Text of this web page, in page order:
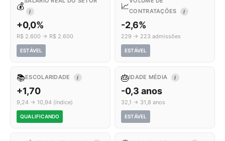
💰
I
+0,0%
R$ 2.600 → R$ 2.600
ESTÁVEL
📈CONTRATAÇÕES
I
-2,6%
229 → 223 admissões
ESTÁVEL
📚ESCOLARIDADE I
+1,70
9,24 → 10,94 (índice)
QUALIFICANDO
🎂IDADE MÉDIA I
-0,3 anos
32,1 → 31,8 anos
ESTÁVEL